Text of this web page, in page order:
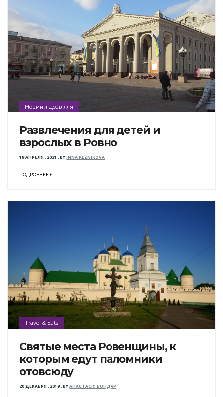
Новини Дозвілля
Развлечения для детей и
взрослых в Ровно
19 АПРЕЛЯ , 2021 ,BYINNA REZNIKOVA
ПОДРОБНЕЕ
Travel & Eats
Святые места Ровенщины, к
которым едут паломники
отовсюду
20 ДЕКАБРЯ , 2019,BYАНАСТАСІЯ БОНДАР